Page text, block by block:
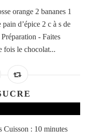
orange 2 bananes 1
d’épice 2 c à s de
- Faites
fois le chocolat...
Cuisson : 10 minutes